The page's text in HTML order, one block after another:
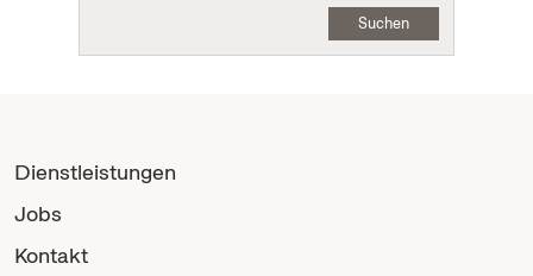
Suchen
Dienstleistungen
Jobs
Kontakt